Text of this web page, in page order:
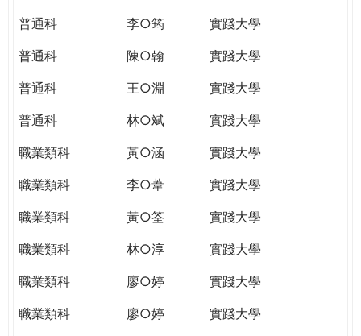
普通科
李○筠
實踐大學
普通科
陳○翰
實踐大學
普通科
王○淵
實踐大學
普通科
林○斌
實踐大學
職業類科
黃○涵
實踐大學
職業類科
李○葦
實踐大學
職業類科
黃○筌
實踐大學
職業類科
林○淳
實踐大學
職業類科
廖○婷
實踐大學
職業類科
廖○婷
實踐大學